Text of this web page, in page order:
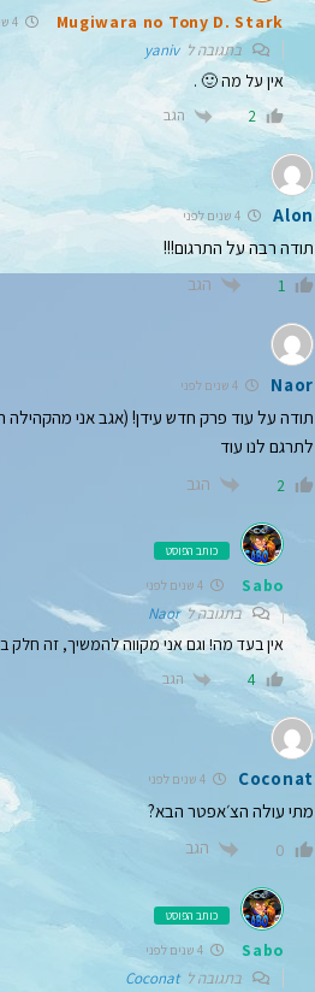
Mugiwara no Tony D. Stark 4 שנים לפני
בתגובה לyaniv
אין על מה 🙂 .
2 הגב
Alon
תודה רבה על התרגום!!!
1 הגב
Naor
תודה על עוד פרק חדש עידן! (אגב אני
לתרגם לנו עוד
2 הגב
כותב הפוסט
Sabo
בתגובה לNaor
אין בעד מה! וגם אני מקווה להמשיך, זה חלק
4 הגב
Coconat
מתי עולה הצ׳אפטר הבא?
0 הגב
כותב הפוסט
Sabo
בתגובה לCoconat